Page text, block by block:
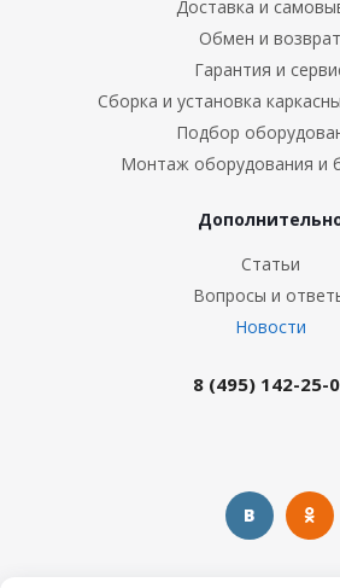
Доставка и
Обмен и возврат
Гарантия и
Сборка и установка
Подбор
Монтаж оборудования и
Статьи
Вопросы и
Новости
8 (495) 142-25-